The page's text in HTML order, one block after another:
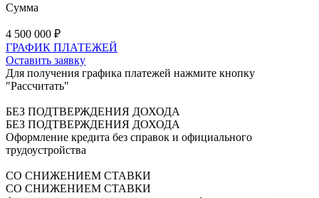
Сумма
4 500 000 ₽
ГРАФИК ПЛАТЕЖЕЙ
Оставить заявку
Для получения графика платежей нажмите кнопку
"Рассчитать"
БЕЗ ПОДТВЕРЖДЕНИЯ ДОХОДА
БЕЗ ПОДТВЕРЖДЕНИЯ ДОХОДА
Оформление кредита без справок и официального
трудоустройства
СО СНИЖЕНИЕМ СТАВКИ
СО СНИЖЕНИЕМ СТАВКИ